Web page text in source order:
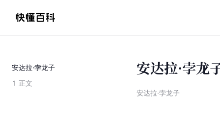
安达拉·孛龙子
1 正文
安达拉·孛龙
安达拉·孛龙子